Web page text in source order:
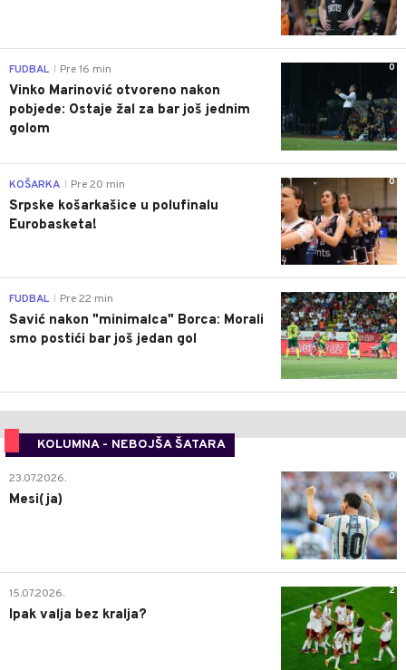
0
FUDBAL Pre 16 min
Vinko Marinović otvoreno nakon
pobjede: Ostaje žal za bar još jednim
golom
0
KOŠARKA Pre 20 min
Srpske košarkašice u polufinalu
Eurobasketa!
0
FUDBAL Pre 22 min
Savić nakon "minimalca" Borca: Morali
smo postići bar još jedan gol
KOLUMNA - NEBOJŠA ŠATARA
0
23.07.2026.
Mesi(ja)
2
15.07.2026.
Ipak valja bez kralja?